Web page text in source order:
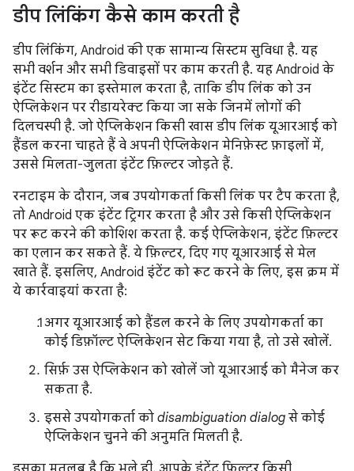
डीप लिंकिंग कैसे काम करती है
डीप लिंकिंग, Android की एक सामान्य सिस्टम सुविधा है. यह
सभी वर्शन और सभी डिवाइसों पर काम करती है. यह Android के
इंटेंट सिस्टम का इस्तेमाल करता है, ताकि डीप लिंक को उन
ऐप्लिकेशन पर रीडायरेक्ट किया जा सके जिनमें लोगों की
दिलचस्पी है. जो ऐप्लिकेशन किसी खास डीप लिंक यूआरआई को
हैंडल करना चाहते हैं वे अपनी ऐप्लिकेशन मेनिफ़ेस्ट फ़ाइलों में,
उससे मिलता-जुलता इंटेंट फ़िल्टर जोड़ते हैं.
रनटाइम के दौरान, जब उपयोगकर्ता किसी लिंक पर टैप करता है,
तो Android एक इंटेंट ट्रिगर करता है और उसे किसी ऐप्लिकेशन
पर रूट करने की कोशिश करता है. कई ऐप्लिकेशन, इंटेंट फ़िल्टर
का एलान कर सकते हैं. ये फ़िल्टर, दिए गए यूआरआई से मेल
खाते हैं. इसलिए, Android इंटेंट को रूट करने के लिए, इस क्रम में
ये कार्रवाइयां करता है:
अगर यूआरआई को हैंडल करने के लिए उपयोगकर्ता का
कोई डिफ़ॉल्ट ऐप्लिकेशन सेट किया गया है, तो उसे खोलें.
सिर्फ़ उस ऐप्लिकेशन को खोलें जो यूआरआई को मैनेज कर
सकता है.
इससे उपयोगकर्ता को disambiguation dialog से कोई
ऐप्लिकेशन चुनने की अनुमति मिलती है.